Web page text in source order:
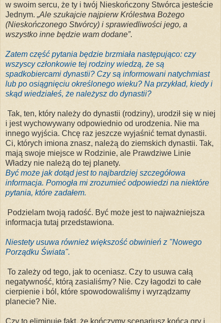
w swoim sercu, że ty i twój Nieskończony Stwórca jesteście
Jednym. „Ale szukajcie najpierwKrólestwa Bożego
(Nieskończonego Stwórcy) i sprawiedliwości jego, a
wszystko inne będzie wam dodane”.
Zatem część pytania będzie brzmiała następująco: czy
wszyscy członkowie tej rodziny wiedzą, że są
spadkobiercami dynastii? Czy są informowani natychmiast
lub po osiągnięciu określonego wieku? Na przykład, kiedy i
skąd wiedziałeś, że należysz do dynastii?
Tak, ten, który należy do dynastii (rodziny), urodził się w niej
i jest wychowywany odpowiednio od urodzenia. Nie ma
innego wyjścia. Chcę raz jeszcze wyjaśnić temat dynastii.
Ci, których imiona znasz, należą do ziemskich dynastii. Tak,
mają swoje miejsce w Rodzinie, ale Prawdziwe Linie
Władzy nie należą do tej planety.
Być może jak dotąd jest to najbardziej szczegółowa
informacja. Pomogła mi zrozumieć odpowiedzi na niektóre
pytania, które zadałem.
Podzielam twoją radość. Być może jest to najważniejsza
informacja tutaj przedstawiona.
Niestety usuwa również większość obwinień z "Nowego
Porządku Świata".
To zależy od tego, jak to oceniasz. Czy to usuwa całą
negatywność, którą zasialiśmy? Nie. Czy łagodzi to całe
cierpienie i ból, które spowodowaliśmy i wyrządzamy
planecie? Nie.